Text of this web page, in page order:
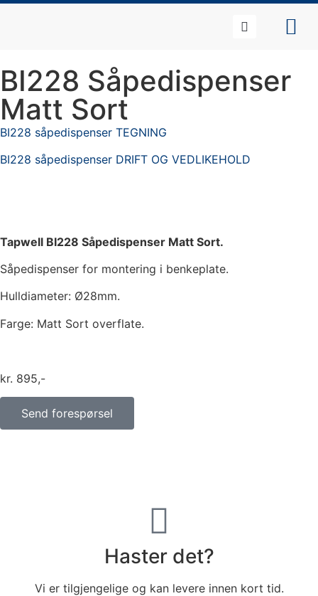
BI228 Såpedispenser
Matt Sort
BI228 såpedispenser TEGNING
BI228 såpedispenser DRIFT OG VEDLIKEHOLD
Tapwell BI228 Såpedispenser Matt Sort.
Såpedispenser for montering i benkeplate.
Hulldiameter: Ø28mm.
Farge: Matt Sort overflate.
kr 895
Send forespørsel
Haster det?
Vi er tilgjengelige og kan levere innen kort tid.